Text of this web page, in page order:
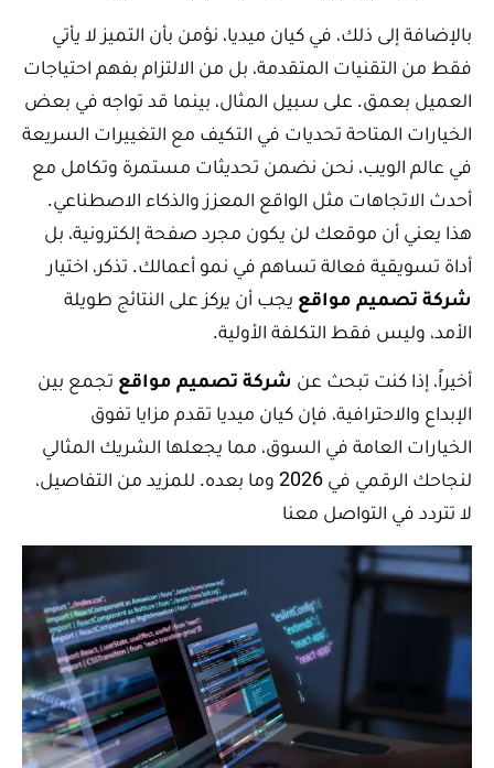
بالإضافة إلى ذلك، في كيان ميديا، نؤمن بأن التميز لا يأتي
فقط من التقنيات المتقدمة، بل من الالتزام بفهم احتياجات
العميل بعمق. على سبيل المثال، بينما قد تواجه في بعض
الخيارات المتاحة تحديات في التكيف مع التغييرات السريعة
في عالم الويب، نحن نضمن تحديثات مستمرة وتكامل مع
أحدث الاتجاهات مثل الواقع المعزز والذكاء الاصطناعي.
هذا يعني أن موقعك لن يكون مجرد صفحة إلكترونية، بل
أداة تسويقية فعالة تساهم في نمو أعمالك. تذكر، اختيار
شركة تصميم مواقع يجب أن يركز على النتائج طويلة
الأمد، وليس فقط التكلفة الأولية.
أخيراً، إذا كنت تبحث عن شركة تصميم مواقع تجمع بين
الإبداع والاحترافية، فإن كيان ميديا تقدم مزايا تفوق
الخيارات العامة في السوق، مما يجعلها الشريك المثالي
لنجاحك الرقمي في 2026 وما بعده. للمزيد من التفاصيل،
لا تتردد في التواصل معنا